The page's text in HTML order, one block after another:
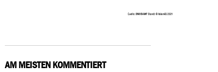
AM MEISTEN KOMMENTIERT